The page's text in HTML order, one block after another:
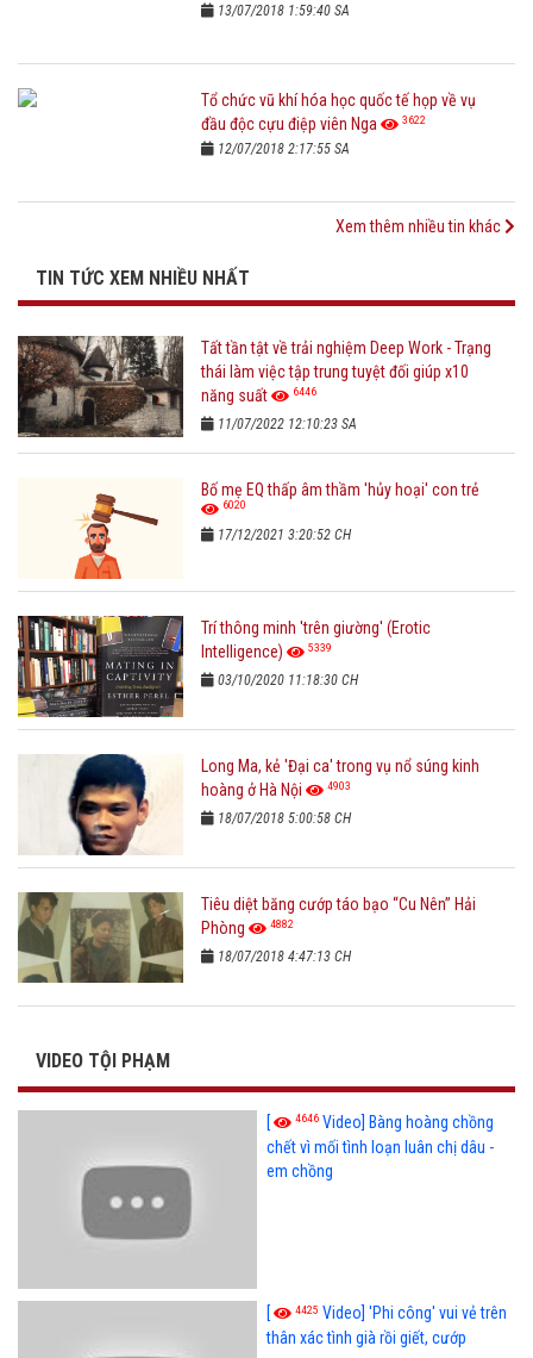
13/07/2018 1:59:40 SA
Tổ chức vũ khí hóa học quốc tế họp về vụ
đầu độc cựu điệp viên Nga
3622
12/07/2018 2:17:55 SA
Xem thêm nhiều tin khác
TIN TỨC XEM NHIỀU NHẤT
Tất tần tật về trải nghiệm Deep Work - Trạng
thái làm việc tập trung tuyệt đối giúp x10
năng suất
6446
11/07/2022 12:10:23 SA
Bố mẹ EQ thấp âm thầm 'hủy hoại' con trẻ
6020
17/12/2021 3:20:52 CH
Trí thông minh 'trên giường' (Erotic
Intelligence)
5339
03/10/2020 11:18:30 CH
Long Ma, kẻ 'Đại ca' trong vụ nổ súng kinh
hoàng ở Hà Nội
4903
18/07/2018 5:00:58 CH
Tiêu diệt băng cướp táo bạo “Cu Nên” Hải
Phòng
4882
18/07/2018 4:47:13 CH
VIDEO TỘI PHẠM
[ 4646 Video] Bàng hoàng chồng
chết vì mối tình loạn luân chị dâu -
em chồng
[ 4425 Video] 'Phi công' vui vẻ trên
thân xác tình già rồi giết, cướp